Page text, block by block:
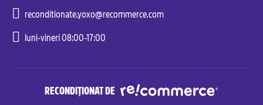
reconditionate.yoxo@recommerce.com
luni-vineri 08:00-17:00
RECONDIȚIONAT DE